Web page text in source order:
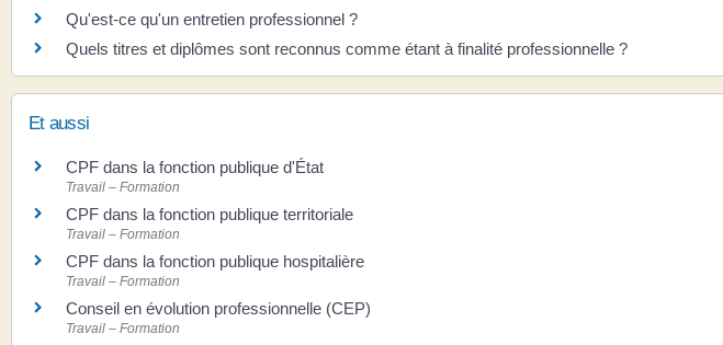
Qu'est-ce qu'un entretien professionnel ?
Quels titres et diplômes sont reconnus comme étant à finalité professionnelle ?
Et aussi
CPF dans la fonction publique d'État
Travail – Formation
CPF dans la fonction publique territoriale
Travail – Formation
CPF dans la fonction publique hospitalière
Travail – Formation
Conseil en évolution professionnelle (CEP)
Travail – Formation